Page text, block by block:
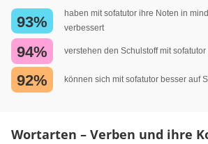
93%
haben mit sofatutor ihre Noten in
verbessert
94% verstehen den Schulstoff mit
92% können sich mit sofatutor besser auf
Wortarten – Verben und ihre